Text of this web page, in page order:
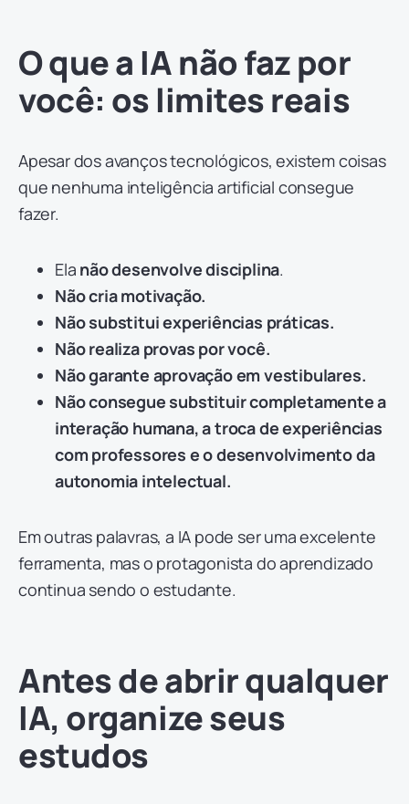
O que a IA não faz por
você: os limites reais
Apesar dos avanços tecnológicos, existem coisas
que nenhuma inteligência artificial consegue
fazer.
Ela não desenvolve disciplina.
Não cria motivação.
Não substitui experiências práticas.
Não realiza provas por você.
Não garante aprovação em vestibulares.
Não consegue substituir completamente a
interação humana, a troca de experiências
com professores e o desenvolvimento da
autonomia intelectual.
Em outras palavras, a IA pode ser uma excelente
ferramenta, mas o protagonista do aprendizado
continua sendo o estudante.
Antes de abrir qualquer
IA, organize seus
estudos